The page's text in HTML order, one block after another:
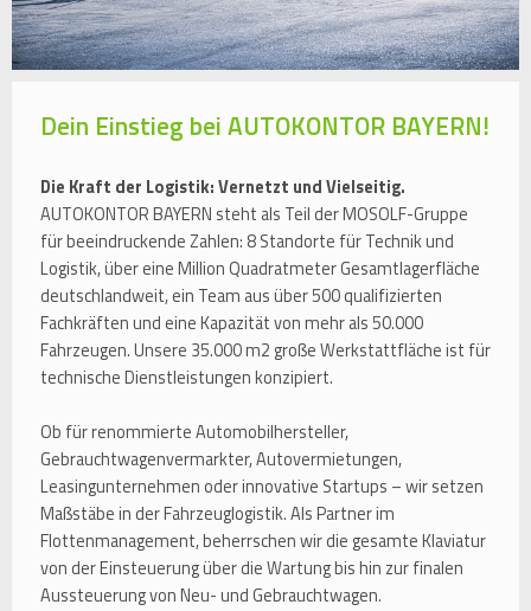
Dein Einstieg bei AUTOKONTOR BAYERN!
Die Kraft der Logistik: Vernetzt und Vielseitig.
AUTOKONTOR BAYERN steht als Teil der MOSOLF-Gruppe
für beeindruckende Zahlen: 8 Standorte für Technik und
Logistik, über eine Million Quadratmeter Gesamtlagerfläche
deutschlandweit, ein Team aus über 500 qualifizierten
Fachkräften und eine Kapazität von mehr als 50.000
Fahrzeugen. Unsere 35.000 m2 große Werkstattfläche ist für
technische Dienstleistungen konzipiert.
Ob für renommierte Automobilhersteller,
Gebrauchtwagenvermarkter, Autovermietungen,
Leasingunternehmen oder innovative Startups – wir setzen
Maßstäbe in der Fahrzeuglogistik. Als Partner im
Flottenmanagement, beherrschen wir die gesamte Klaviatur
von der Einsteuerung über die Wartung bis hin zur finalen
Aussteuerung von Neu- und Gebrauchtwagen.